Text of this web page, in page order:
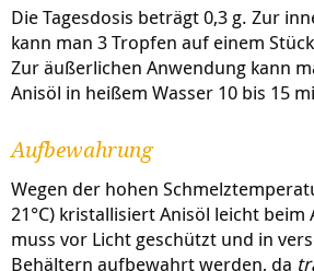
Die Tagesdosis beträgt 0,3 g. Zur
kann man 3 Tropfen auf einem
Zur äußerlichen Anwendung kann
Anisöl in heißem Wasser 10 bis 15
Aufbewahrung
Wegen der hohen
21°C) kristallisiert Anisöl leicht beim
muss vor Licht geschützt und in
Behältern aufbewahrt werden, da